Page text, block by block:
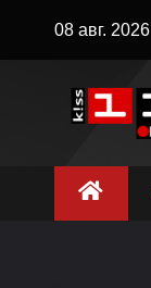
08 авг. 2026